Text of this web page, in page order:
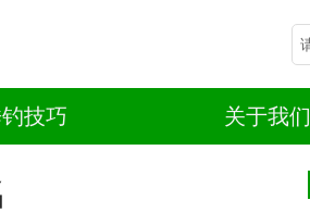
技巧 关于我们